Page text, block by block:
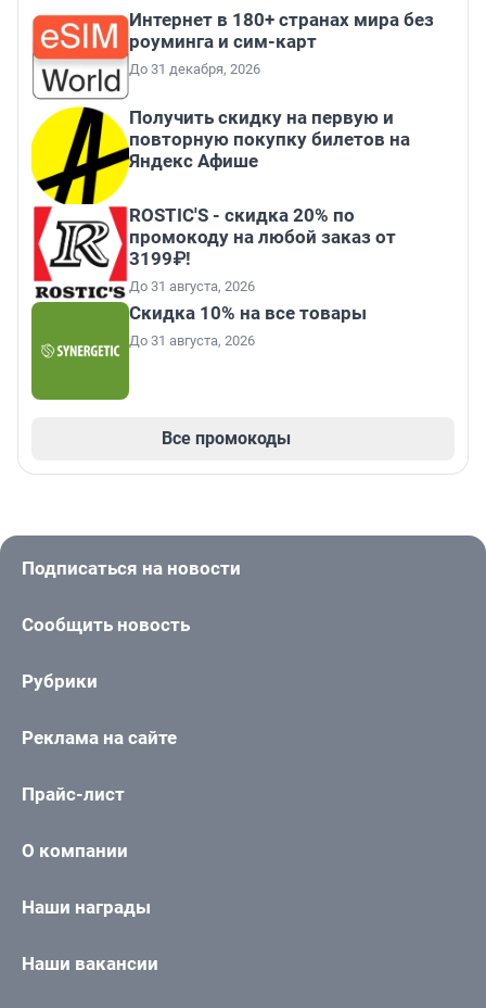
Интернет в 180+ странах мира без
роуминга и сим-карт
До 31 декабря, 2026
Получить скидку на первую и
повторную покупку билетов на
Яндекс Афише
ROSTIC'S - скидка 20% по
промокоду на любой заказ от
3199₽!
До 31 августа, 2026
Скидка 10% на все товары
До 31 августа, 2026
Все промокоды
Подписаться на новости
Сообщить новость
Рубрики
Реклама на сайте
Прайс-лист
О компании
Наши награды
Наши вакансии